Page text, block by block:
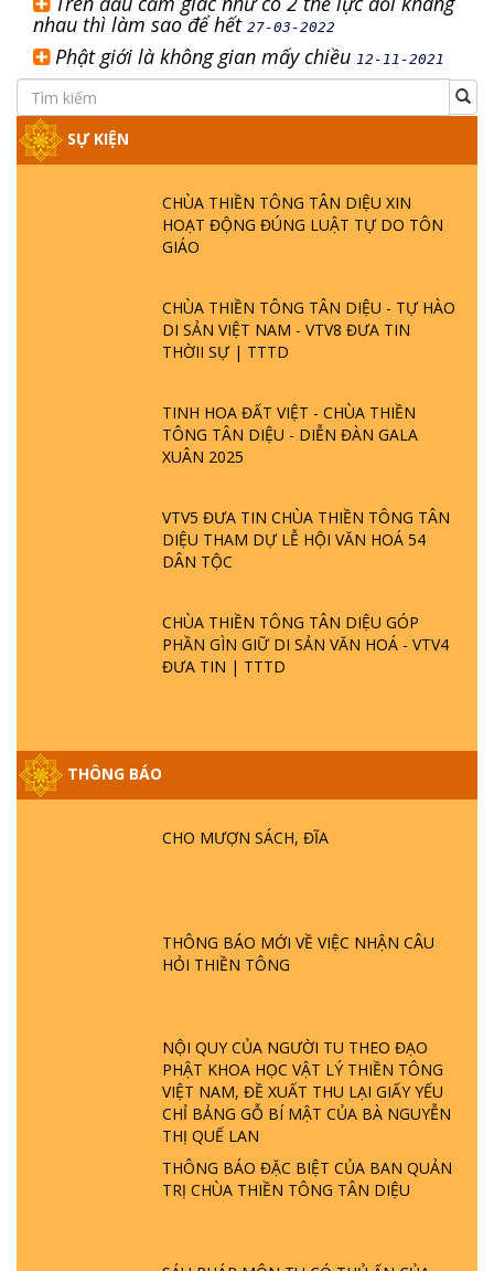
nhau thì làm sao để hết 27-03-2022
Phật giới là không gian mấy chiều 12-11-2021
SỰ KIỆN
CHÙA THIỀN TÔNG TÂN DIỆU XIN
HOẠT ĐỘNG ĐÚNG LUẬT TỰ DO TÔN
GIÁO
CHÙA THIỀN TÔNG TÂN DIỆU - TỰ HÀO
DI SẢN VIỆT NAM - VTV8 ĐƯA TIN
THỜII SỰ | TTTD
TINH HOA ĐẤT VIỆT - CHÙA THIỀN
TÔNG TÂN DIỆU - DIỄN ĐÀN GALA
XUÂN 2025
VTV5 ĐƯA TIN CHÙA THIỀN TÔNG TÂN
DIỆU THAM DỰ LỄ HỘI VĂN HOÁ 54
DÂN TỘC
CHÙA THIỀN TÔNG TÂN DIỆU GÓP
PHẦN GÌN GIỮ DI SẢN VĂN HOÁ - VTV4
ĐƯA TIN | TTTD
THÔNG BÁO
CHO MƯỢN SÁCH, ĐĨA
THÔNG BÁO MỚI VỀ VIỆC NHẬN CÂU
HỎI THIỀN TÔNG
NỘI QUY CỦA NGƯỜI TU THEO ĐẠO
PHẬT KHOA HỌC VẬT LÝ THIỀN TÔNG
VIỆT NAM, ĐỀ XUẤT THU LẠI GIẤY YẾU
CHỈ BẢNG GỖ BÍ MẬT CỦA BÀ NGUYỄN
THỊ QUẾ LAN
THÔNG BÁO ĐẶC BIỆT CỦA BAN QUẢN
TRỊ CHÙA THIỀN TÔNG TÂN DIỆU
GIẢI ĐÁP ĐẶC BIỆT P25 - SUỐT 49 NĂM
PHẬT KHÔNG NÓI? HỘI LONG HOA LÀ
GIẢI ĐÁP ĐẶC BIỆT P24 - TÁNH PHẬT
ĐƯỢC HÌNH THÀNH NHƯ THẾ NÀO?
PHẬT GIỚI CÓ THỜI GIAN KHÔNG? |
GIẢI ĐÁP ĐẶC BIỆT P23 - THIÊN ĐÀNG Ở
ĐÂU? ĐỊA NGỤC Ở ĐÂU? ĐỨC CHÚA TRỜI
LÀ AI? QUỶ SA TĂNG? | TTTD
GIẢI ĐÁP THIỀN TÔNG ĐẶC BIỆT P22 - TẠI
SAO TRÁI ĐẤT NHIỀU THIÊN TAI - LŨ LỤT
- HỎA HOẠN | TTTD